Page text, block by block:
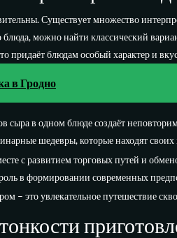
Существует множество
можно найти классический
придаёт блюдам особый характер и
в Гродно
сыра в одном блюде создаёт
шедевры, которые находят
с развитием торговых путей и
в формировании современных
– это увлекательное путешествие